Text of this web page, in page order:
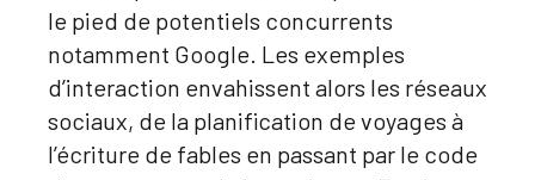
le pied de potentiels concurrents
notamment Google. Les exemples
d’interaction envahissent alors les réseaux
sociaux, de la planification de voyages à
l’écriture de fables en passant par le code